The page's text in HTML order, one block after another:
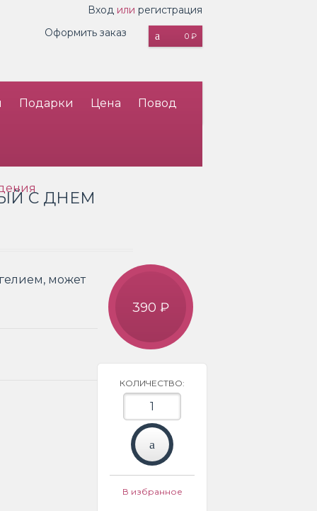
Вход или регистрация
0 ₽
Оформить заказ
Подарки Цена Повод
С ДНЕМ
может
390 ₽
КОЛИЧЕСТВО:
В избранное